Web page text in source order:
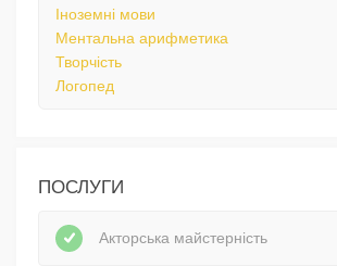
Іноземні мови
Ментальна арифметика
Творчість
Логопед
ПОСЛУГИ
Акторська майстерність